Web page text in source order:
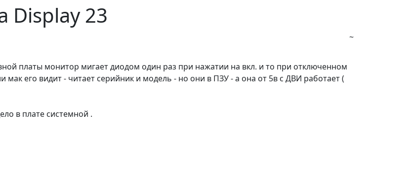
Display 23
~
платы монитор мигает диодом один раз при нажатии на вкл. и то при отключенном
его видит - читает серийник и модель - но они в ПЗУ - а она от 5в с ДВИ работает (
в плате системной .